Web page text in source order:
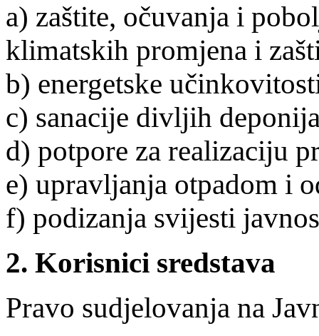
a) zaštite, očuvanja i
klimatskih promjena i
b) energetske
c) sanacije divljih
d) potpore za realizaciju
e) upravljanja otpadom i
f) podizanja svijesti
2. Korisnici sredstava
Pravo sudjelovanja na